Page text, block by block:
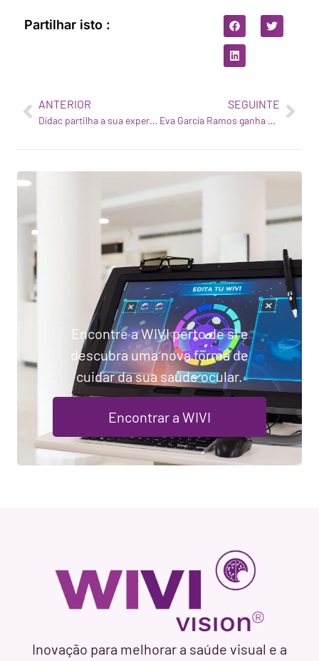
Partilhar isto :
ANTERIOR
Dídac partilha a sua experiência com a WIVI Vision
SEGUINTE
Eva García Ramos ganha o Prémio Dona TIC 2024
Encontre a WIVI perto de si e
descubra uma nova forma de
cuidar da sua saúde ocular.
Encontrar a WIVI
Inovação para melhorar a saúde visual e a